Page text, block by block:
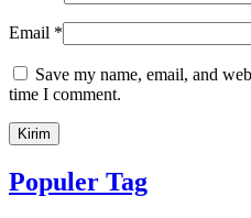
Email *
Save my name, email, and
time I comment.
Populer Tag